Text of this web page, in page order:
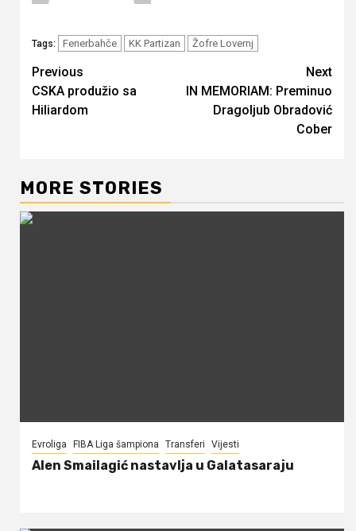
Tags: Fenerbahče KK Partizan Žofre Lovernj
Continue
Reading
Previous
CSKA produžio sa
Hiliardom
Next
IN MEMORIAM: Preminuo
Dragoljub Obradović
Cober
MORE STORIES
Evroliga FIBA Liga šampiona Transferi Vijesti
Alen Smailagić nastavlja u Galatasaraju